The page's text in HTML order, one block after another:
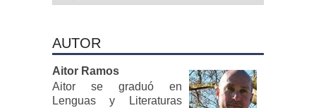
AUTOR
Aitor Ramos
Aitor se graduó en
Lenguas y Literaturas